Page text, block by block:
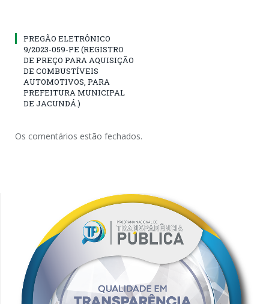
PREGÃO ELETRÔNICO
9/2023-059-PE (REGISTRO
DE PREÇO PARA AQUISIÇÃO
DE COMBUSTÍVEIS
AUTOMOTIVOS, PARA
PREFEITURA MUNICIPAL
DE JACUNDÁ.)
Os comentários estão fechados.